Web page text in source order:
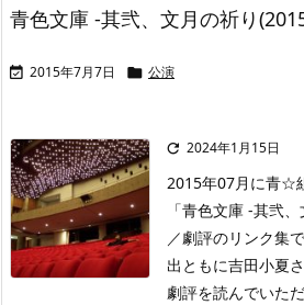
青色文庫 -其弐、文月の祈り
 2015年7月7日  公演
 2024年1月15日
2015年07月に青☆
「青色文庫 -其弐
／劇評のリンク集
出ともに吉田小夏
劇評を読んでいた